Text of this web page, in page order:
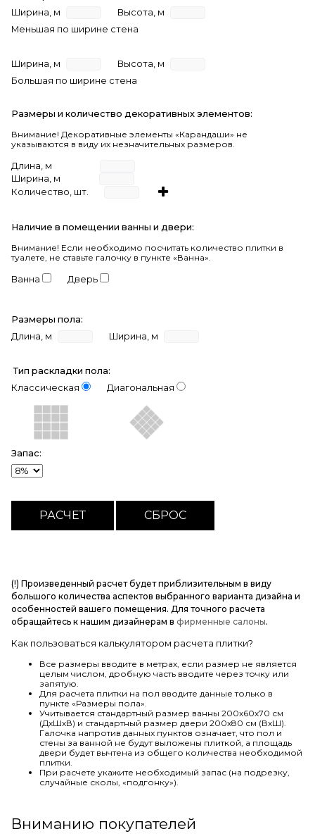
Ширина, м
Высота, м
Меньшая по ширине стена
Ширина, м
Высота, м
Большая по ширине стена
Размеры и количество декоративных элементов:
Внимание! Декоративные элементы «Карандаши» не
указываются в виду их незначительных размеров.
Длина, м
Ширина, м
Количество, шт.
Наличие в помещении ванны и двери:
Внимание! Если необходимо посчитать количество плитки в
туалете, не ставьте галочку в пункте «Ванна».
Ванна Дверь
Размеры пола:
Длина, м
Ширина, м
Тип раскладки пола:
Классическая
Диагональная
Запас:
(!) Произведенный расчет будет приблизительным в виду
большого количества аспектов выбранного варианта дизайна и
особенностей вашего помещения. Для точного расчета
обращайтесь к нашим дизайнерам в фирменные салоны.
Как пользоваться калькулятором расчета плитки?
Все размеры вводите в метрах, если размер не является
целым числом, дробную часть вводите через точку или
запятую.
Для расчета плитки на пол вводите данные только в
пункте «Размеры пола».
Учитывается стандартный размер ванны 200х60х70 см
(ДхШхВ) и стандартный размер двери 200х80 см (ВхШ).
Галочка напротив данных пунктов означает, что пол и
стены за ванной не будут выложены плиткой, а площадь
двери будет вычтена из общего количества необходимой
плитки.
При расчете укажите необходимый запас (на подрезку,
случайные сколы, «подгонку»).
Вниманию покупателей